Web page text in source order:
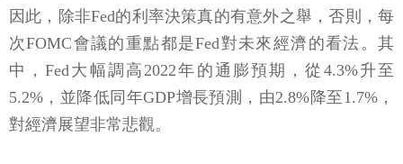
因此，除非Fed的利率決策真的有意外之舉，否則，每
次FOMC會議的重點都是Fed對未來經濟的看法。其
中，Fed大幅調高2022年的通膨預期，從4.3%升至
5.2%，並降低同年GDP增長預測，由2.8%降至1.7%，
對經濟展望非常悲觀。